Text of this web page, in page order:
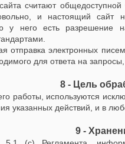
считают
и настоящий сайт
у него есть
отправка электронных
для ответа на
8 - Цель
работы, используются
указанных действий, и в
9 -